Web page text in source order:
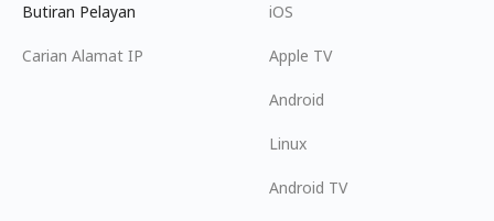
Butiran Pelayan
Carian Alamat IP
iOS
Apple TV
Android
Linux
Android TV